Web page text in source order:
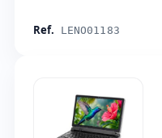
Ref. LENO01183